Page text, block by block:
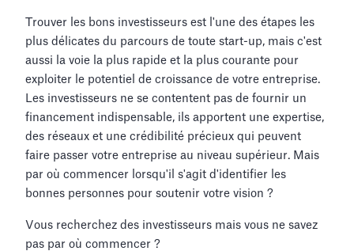
Trouver les bons investisseurs est l'une des étapes les
plus délicates du parcours de toute start-up, mais c'est
aussi la voie la plus rapide et la plus courante pour
exploiter le potentiel de croissance de votre entreprise.
Les investisseurs ne se contentent pas de fournir un
financement indispensable, ils apportent une expertise,
des réseaux et une crédibilité précieux qui peuvent
faire passer votre entreprise au niveau supérieur. Mais
par où commencer lorsqu'il s'agit d'identifier les
bonnes personnes pour soutenir votre vision ?
Vous recherchez des investisseurs mais vous ne savez
pas par où commencer ?